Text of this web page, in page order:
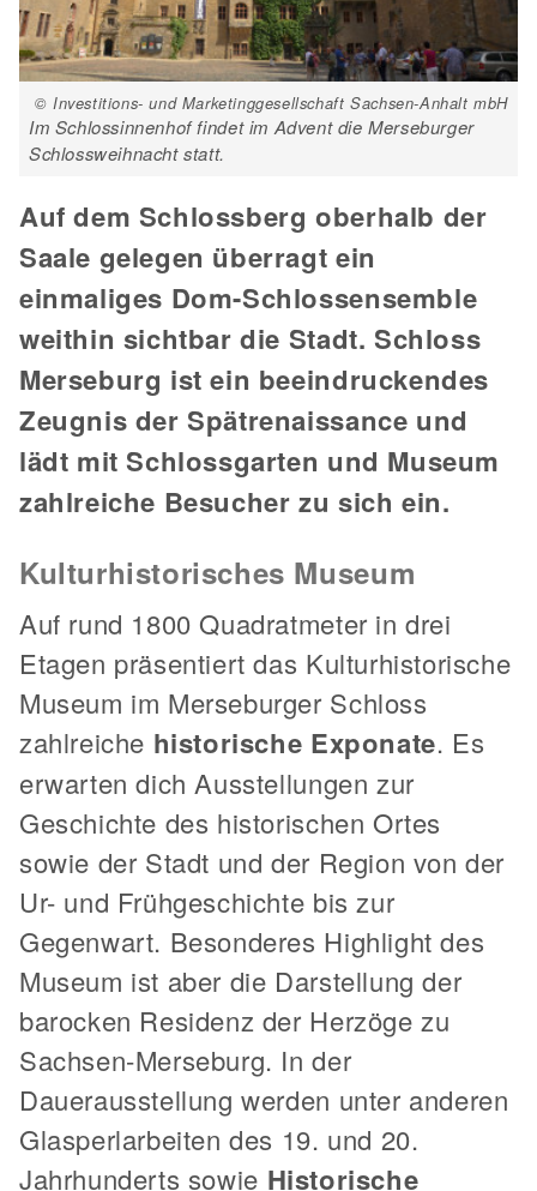
© Investitions- und Marketinggesellschaft Sachsen-Anhalt mbH
Im Schlossinnenhof findet im Advent die Merseburger
Schlossweihnacht statt.
Auf dem Schlossberg oberhalb der
Saale gelegen überragt ein
einmaliges Dom-Schlossensemble
weithin sichtbar die Stadt. Schloss
Merseburg ist ein beeindruckendes
Zeugnis der Spätrenaissance und
lädt mit Schlossgarten und Museum
zahlreiche Besucher zu sich ein.
Kulturhistorisches Museum
Auf rund 1800 Quadratmeter in drei
Etagen präsentiert das Kulturhistorische
Museum im Merseburger Schloss
zahlreiche historische Exponate. Es
erwarten dich Ausstellungen zur
Geschichte des historischen Ortes
sowie der Stadt und der Region von der
Ur- und Frühgeschichte bis zur
Gegenwart. Besonderes Highlight des
Museum ist aber die Darstellung der
barocken Residenz der Herzöge zu
Sachsen-Merseburg. In der
Dauerausstellung werden unter anderen
Glasperlarbeiten des 19. und 20.
Jahrhunderts sowie Historische